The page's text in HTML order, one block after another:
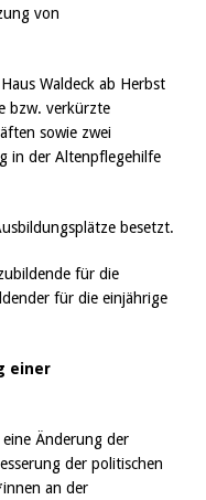
von
Waldeck ab Herbst
bzw. verkürzte
sowie zwei
in der Altenpflegehilfe
besetzt.
für die
für die einjährige
einer
Änderung der
der politischen
an der